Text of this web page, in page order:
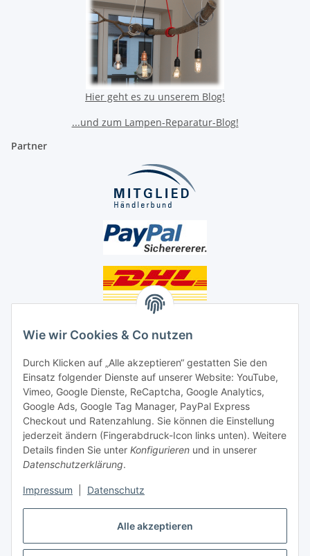
Alle akzeptieren
Wie wir Cookies & Co nutzen
Durch Klicken auf „Alle akzeptieren“ gestatten Sie den
Einsatz folgender Dienste auf unserer Website: YouTube,
Vimeo, Google Dienste, ReCaptcha, Google Analytics,
Google Ads, Google Tag Manager, PayPal Express
Checkout und Ratenzahlung. Sie können die Einstellung
jederzeit ändern (Fingerabdruck-Icon links unten). Weitere
Details finden Sie unter Konfigurieren und in unserer
Datenschutzerklärung.
Impressum Datenschutz
Hier geht es zu unserem Blog!
...und zum Lampen-Reparatur-Blog!
Partner
Social Media
Unsere Dienstleistungen
Lampenreparatur
Lichtservice für Senioren
Vertrag widerrufen